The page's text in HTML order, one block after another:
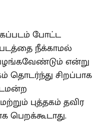
போட்ட
நீக்காமல்
என்று
தொடர்ந்து சிறப்பாக
புத்தகம் தவிர
பெறக்கூடாது.